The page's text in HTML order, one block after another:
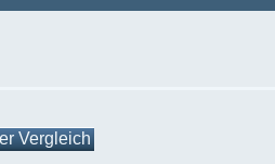
Vergleich